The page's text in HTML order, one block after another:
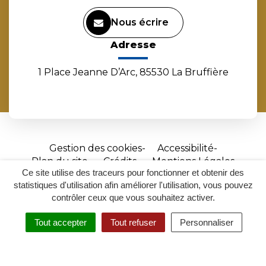
Ce site utilise des traceurs pour fonctionner et obtenir des
statistiques d'utilisation afin améliorer l'utilisation, vous pouvez
contrôler ceux que vous souhaitez activer.
Tout accepter Tout refuser Personnaliser
RECHERCHER
ACCESSIBILITÉ
Nous écrire
Adresse
1 Place Jeanne D’Arc, 85530 La Bruffière
Gestion des cookies
Accessibilité
Plan du site
Crédits
Mentions Légales
Site
réalisé
par
Inovagora